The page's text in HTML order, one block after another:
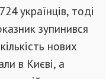
українців, тоді
зупинився
нових
в Києві, а